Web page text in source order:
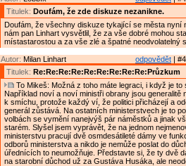
Titulek: Doufám, že zde diskuze nezanikne.
Doufám, že všechny diskuze tykající se města nyní
nám pan Linhart vysvětlil, že za vše dobré mohou
místastarostou a za vše zlé a špatné neodvolatelný
odpovědět |
Autor: Milan Linhart
Titulek: Re:Re:Re:Re:Re:Re:Re:Re:Re:Průzkum
To Mikeš: Možná z toho máte legraci, i když je to
Například noví a noví ministři obrany jsou generalitě
k smíchu, protože každý ví, že politici přicházejí a
generál zůstává. Na ostatních ministerstvech je to
volbách se vymění nanejvýš pár náměstků a jinak
starém. Slyšel jsem vyprávět, že na jednom
ministerstvu pracují dvě osmdesátileté dámy ve
odborů ministerstva a nikdo je nemůže poslat do
úřednících to neumožňuje. Představte si, že ty dvě
na starobní důchod už za Gustáva Husáka, ale